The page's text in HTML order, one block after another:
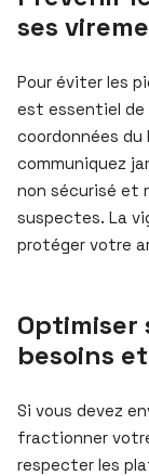
ses
Pour éviter les
est essentiel
coordonnées
communiquez
non sécurisé et
suspectes. La
protéger votre
Optimiser
besoins
Si vous devez
fractionner
respecter les